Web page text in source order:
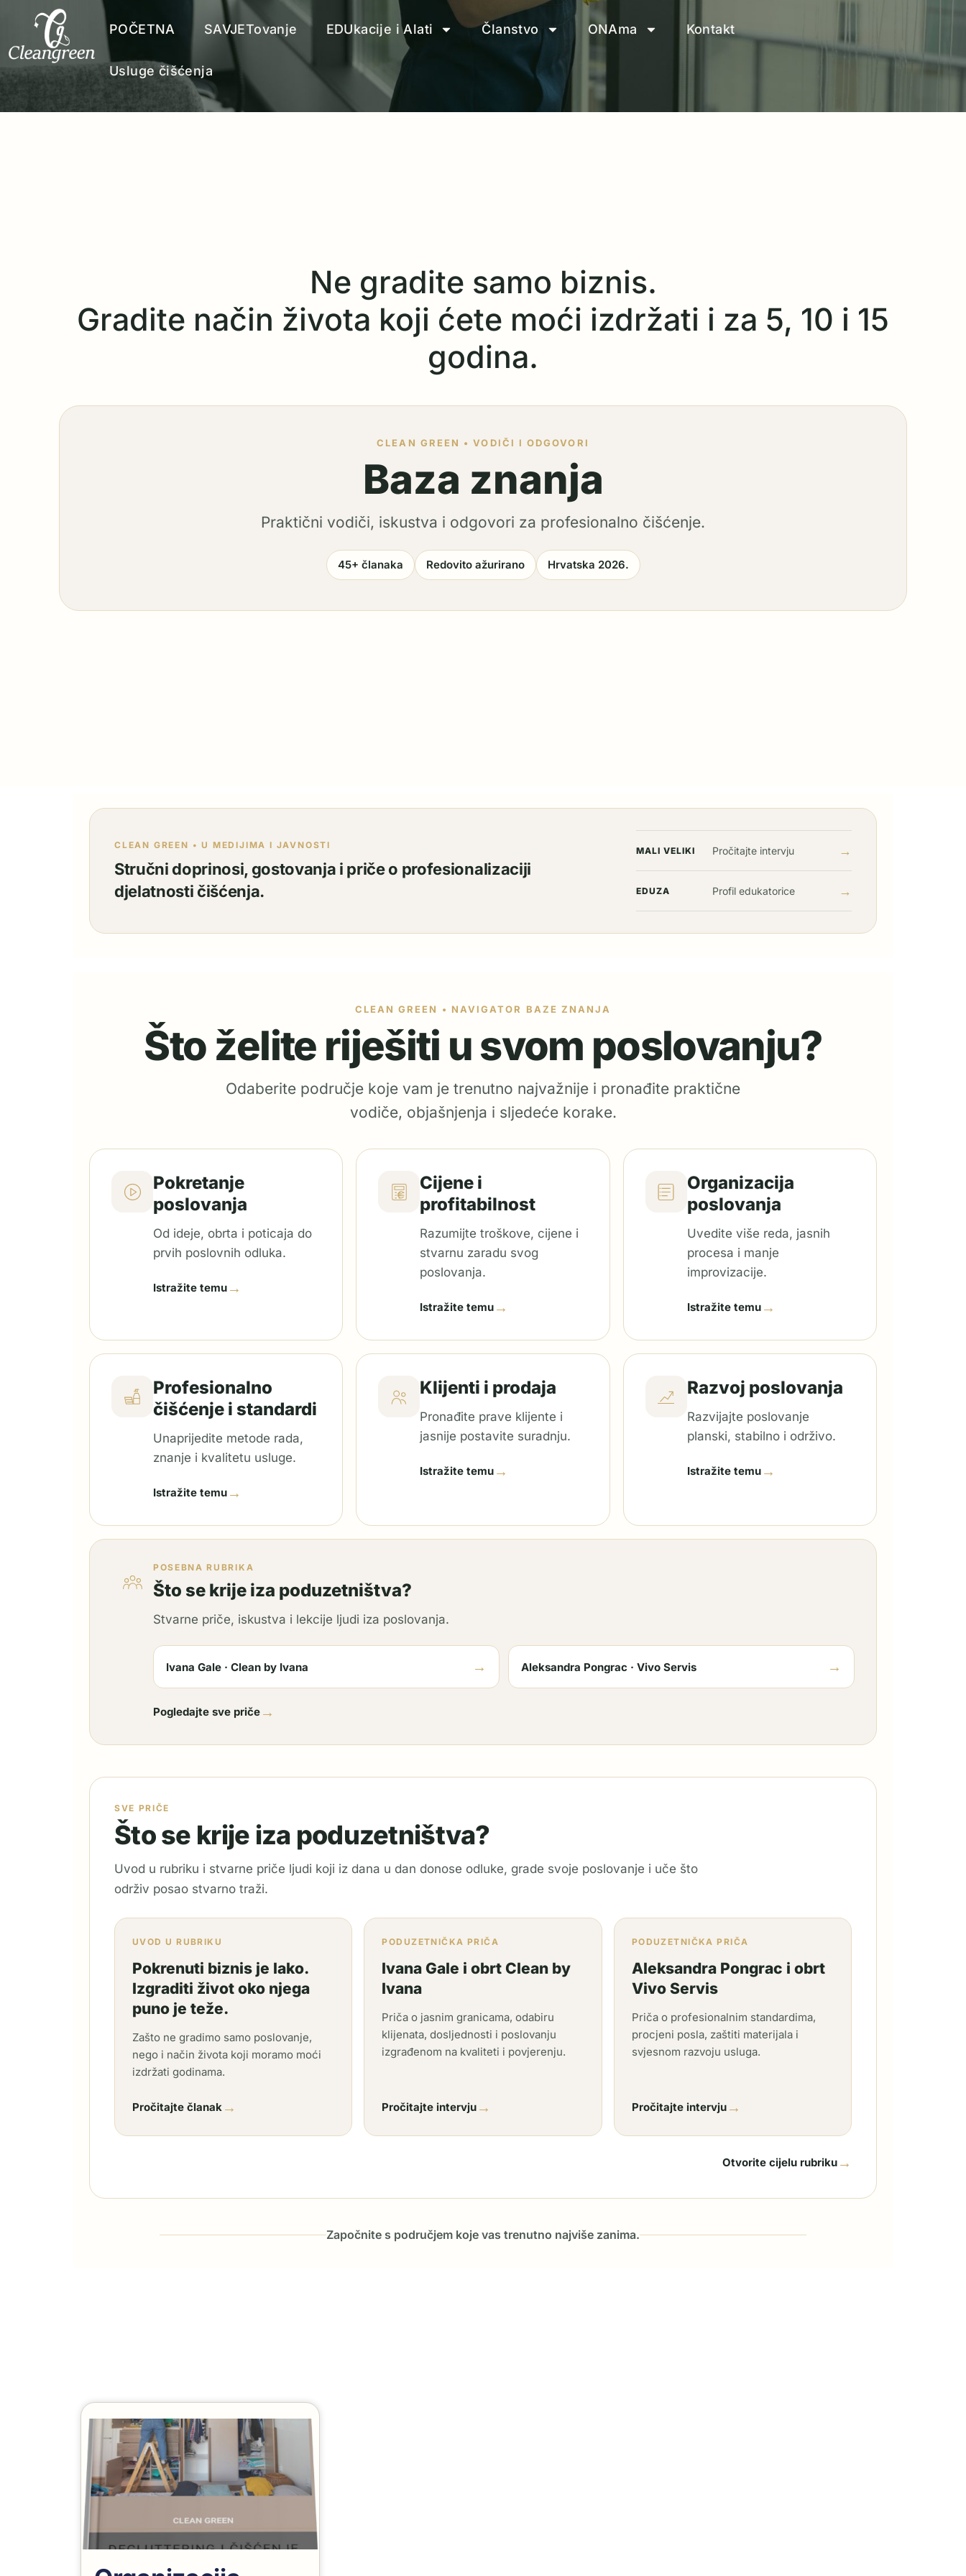
POČETNA SAVJETovanje EDUkacije i Alati Članstvo ONAma Kontakt
Usluge čišćenja
Ne gradite samo biznis.
Gradite način života koji ćete moći izdržati i za 5, 10 i 15
godina.
CLEAN GREEN • VODIČI I ODGOVORI
Baza znanja
Praktični vodiči, iskustva i odgovori za profesionalno čišćenje.
45+ članaka Redovito ažurirano Hrvatska 2026.
CLEAN GREEN • U MEDIJIMA I JAVNOSTI
Stručni doprinosi, gostovanja i priče o profesionalizaciji
djelatnosti čišćenja.
MALI VELIKI Pročitajte intervju →
EDUZA Profil edukatorice →
CLEAN GREEN • NAVIGATOR BAZE ZNANJA
Što želite riješiti u svom poslovanju?
Odaberite područje koje vam je trenutno najvažnije i pronađite praktične
vodiče, objašnjenja i sljedeće korake.
Pokretanje
poslovanja
Od ideje, obrta i poticaja do
prvih poslovnih odluka.
Istražite temu →
Cijene i
profitabilnost
Razumijte troškove, cijene i
stvarnu zaradu svog
poslovanja.
Istražite temu →
Organizacija
poslovanja
Uvedite više reda, jasnih
procesa i manje
improvizacije.
Istražite temu→
Profesionalno
čišćenje i standardi
Unaprijedite metode rada,
znanje i kvalitetu usluge.
Istražite temu →
Klijenti i prodaja
Pronađite prave klijente i
jasnije postavite suradnju.
Istražite temu →
Razvoj poslovanja
Razvijajte poslovanje
planski, stabilno i održivo.
Istražite temu→
POSEBNA RUBRIKA
Što se krije iza poduzetništva?
Stvarne priče, iskustva i lekcije ljudi iza poslovanja.
Ivana Gale · Clean by Ivana → Aleksandra Pongrac · Vivo Servis →
Pogledajte sve priče →
SVE PRIČE
Što se krije iza poduzetništva?
Uvod u rubriku i stvarne priče ljudi koji iz dana u dan donose odluke, grade svoje poslovanje i uče što
održiv posao stvarno traži.
UVOD U RUBRIKU
Pokrenuti biznis je lako.
Izgraditi život oko njega
puno je teže.
Zašto ne gradimo samo poslovanje,
nego i način života koji moramo moći
izdržati godinama.
Pročitajte članak →
PODUZETNIČKA PRIČA
Ivana Gale i obrt Clean by
Ivana
Priča o jasnim granicama, odabiru
klijenata, dosljednosti i poslovanju
izgrađenom na kvaliteti i povjerenju.
Pročitajte intervju →
PODUZETNIČKA PRIČA
Aleksandra Pongrac i obrt
Vivo Servis
Priča o profesionalnim standardima,
procjeni posla, zaštiti materijala i
svjesnom razvoju usluga.
Pročitajte intervju→
Otvorite cijelu rubriku →
Započnite s područjem koje vas trenutno najviše zanima.